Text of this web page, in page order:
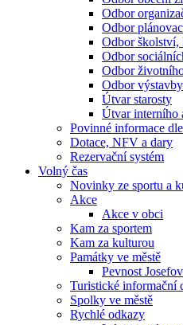
Odbor
Odbor
Odbor
Odbor
Odbor
Odbor výstavby
Útvar starosty
Útvar interního
Povinné informace
Dotace, NFV a dary
Rezervační systém
Volný čas
Novinky ze sportu a
Akce
Akce v obci
Kam za sportem
Kam za kulturou
Památky ve městě
Pevnost Josefov
Turistické informační
Spolky ve městě
Rychlé odkazy